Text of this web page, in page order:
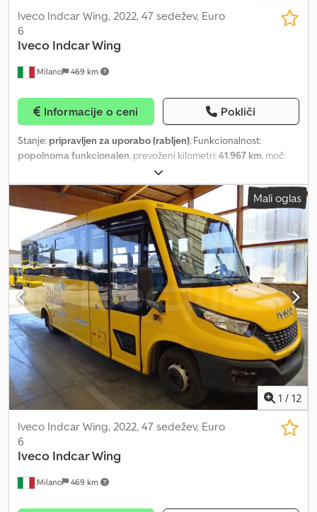
Milano 469 km
Iveco Indcar Wing, 2022, 47 sedežev, Euro
6
Iveco Indcar Wing
Informacije o ceni Pokliči
Stanje: pripravljen za uporabo (rabljen), Funkcionalnost:
popolnoma funkcionalen, prevoženi kilometri:41.967 km, moč:
, prva registracija:
število sedežev:45, vrsta prenosa:mehanski, konfiguracija osi:2
, emisijski razred:Euro 6, zavore:retarder , velikost pnevmatike:
225/75 R16, skupna dolžina:8.590 mm, skupna širina:2.350 mm
skupna višina:3.100 mm, Oprema:ABS, klimatska naprava,
parkirni grelec
, Šolski avtobus – Iveco Indcar Wing Tehnični
podatki: - Datum prve registracije: 2022 - Prevoženi kilometri:
41.967 - Število sedežev: 47 - Emisijski standard: Euro 6 - Gorivo:
Zemeljski plin - Prestavna škatla: Ročna - Moč: 100 kW (136 KM) -
Dolžina: 8,59 m - Število osi: 2 - Motor: Iveco F1CFA401C*J Oprema:
- Klimatska naprava - ABS Dksdpfx Aeztluwjprer - Retarder
(zaviranje z upočasnjevalnikom) - Varnostni pasovi - Dodatni
grelec Prodaja Fleequid, evropska spletna platforma za rabljene
avtobuse.
Mali oglas
1 / 12
Milano 469 km
Iveco Indcar Wing, 2022, 47 sedežev, Euro
6
Iveco Indcar Wing